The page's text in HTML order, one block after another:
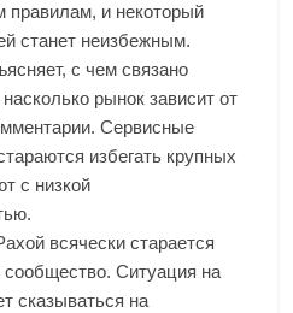
правилам, и некоторый
станет неизбежным.
с чем связано
рынок зависит от
Сервисные
избегать крупных
с низкой
всячески старается
сообщество. Ситуация на
сказываться на